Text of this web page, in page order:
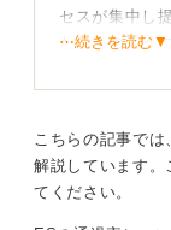
セスが集中し
た。このよう
残ってしまう
ます。
⋯続きを読む▼
こちらの記事で
解説しています。
てください。